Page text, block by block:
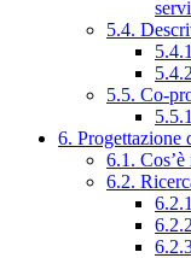
5.4.
5.5. Co-
6. Progettazione
6.1.
6.2.